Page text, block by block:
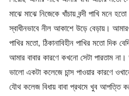
মাঝে মাঝে নিজেকে খাঁচায় বন্দী পাখি মনে
স্বাধীনভাবে নীল আকাশে উড়ে বেড়ায়।
পাখির মতো, ঠিকানাবিহীন পাখির মতো দিক
আমার বাবার কারণে কখনো সেটা পারতাম
ভালো একটা কলেজে চান্স পাওয়ার কারণে
যৌথ কলেজ বিধায় বাবা প্রথমে খুব আপত্তি